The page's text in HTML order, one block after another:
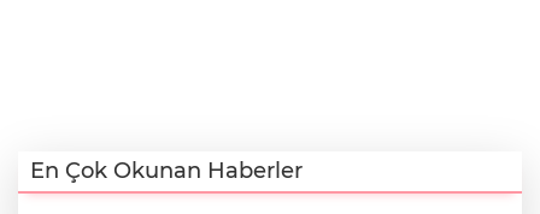
En Çok Okunan Haberler